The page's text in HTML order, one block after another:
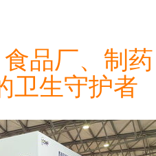
品厂、制药
卫生守护者